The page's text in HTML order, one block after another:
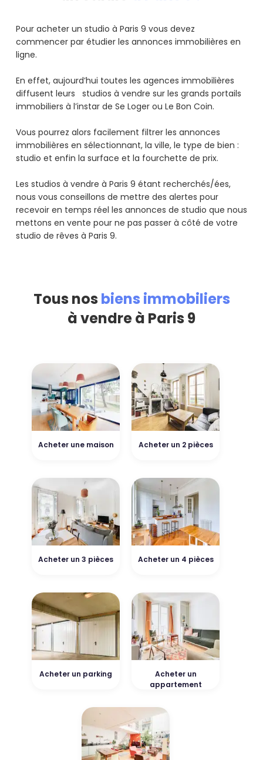
Pour acheter un studio à Paris 9 vous devez
commencer par étudier les annonces immobilières en
ligne.
En effet, aujourd’hui toutes les agences immobilières
diffusent leurs studios à vendre sur les grands portails
immobiliers à l’instar de Se Loger ou Le Bon Coin.
Vous pourrez alors facilement filtrer les annonces
immobilières en sélectionnant, la ville, le type de bien :
studio et enfin la surface et la fourchette de prix.
Les studios à vendre à Paris 9 étant recherchés/ées,
nous vous conseillons de mettre des alertes pour
recevoir en temps réel les annonces de studio que nous
mettons en vente pour ne pas passer à côté de votre
studio de rêves à Paris 9.
Tous nos biens immobiliers
à vendre à Paris 9
Acheter une maison Acheter un 2 pièces
Acheter un 3 pièces Acheter un 4 pièces
Acheter un parking
Acheter un
appartement